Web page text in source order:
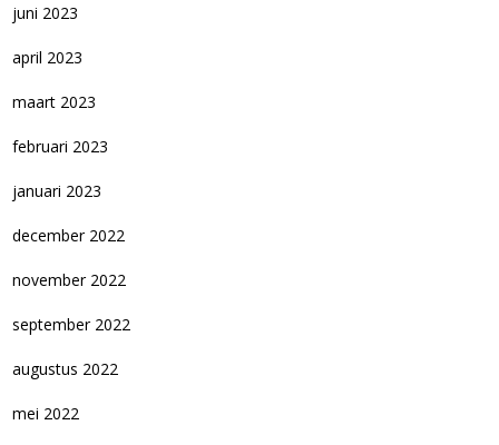
juni 2023
april 2023
maart 2023
februari 2023
januari 2023
december 2022
november 2022
september 2022
augustus 2022
mei 2022